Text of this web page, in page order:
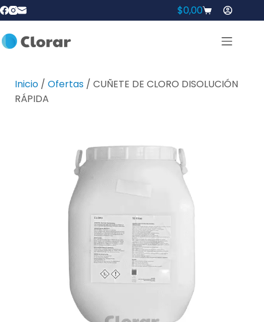
$0,00
Inicio / Ofertas / CUÑETE DE CLORO DISOLUCIÓN
RÁPIDA